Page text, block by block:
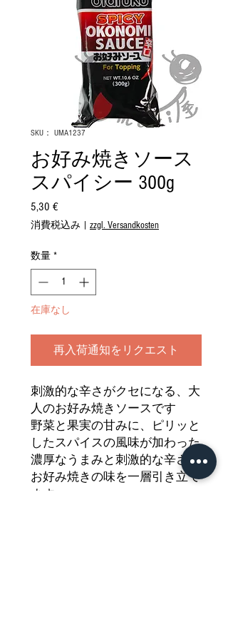
SKU： UMA1237
お好み焼きソース
スパイシー 300g
5,30 €価
格
消費税込み zzgl. Versandkosten
数量 *
在庫なし
再入荷通知をリクエスト
刺激的な辛さがクセになる、大
人のお好み焼きソースです
野菜と果実の甘みに、ピリッと
したスパイスの風味が加わった
濃厚なうまみと刺激的な辛さが
お好み焼きの味を一層引き立て
ます